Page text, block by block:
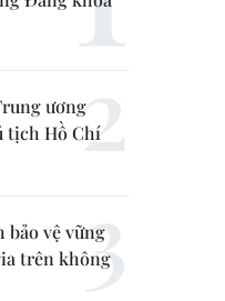
ương
tịch Hồ Chí
vệ vững
trên không